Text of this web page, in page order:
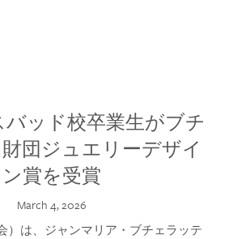
バッド校卒業生がブチ
団ジュエリーデザイ
ン賞を受賞
March 4, 2026
）は、ジャンマリア・ブチェラッテ